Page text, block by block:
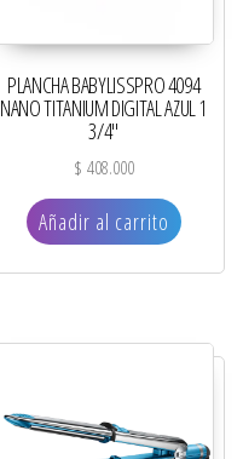
PLANCHA BABYLISSPRO 4094
NANO TITANIUM DIGITAL AZUL 1
3/4″
$ 408.000
Añadir al carrito